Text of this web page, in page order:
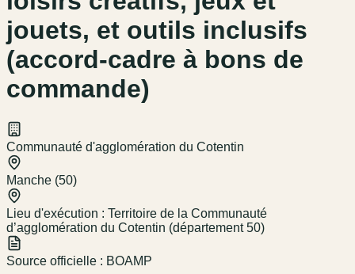
jouets, et outils inclusifs
(accord-cadre à bons de
commande)
Communauté d'agglomération du Cotentin
Manche (50)
Lieu d'exécution : Territoire de la Communauté
d’agglomération du Cotentin (département 50)
Source officielle : BOAMP